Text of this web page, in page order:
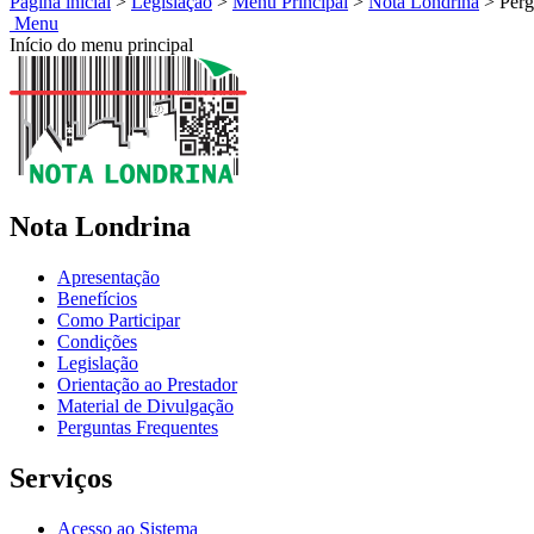
Menu
Início do menu principal
Nota Londrina
Apresentação
Benefícios
Como Participar
Condições
Legislação
Orientação ao Prestador
Material de Divulgação
Perguntas Frequentes
Serviços
Acesso ao Sistema